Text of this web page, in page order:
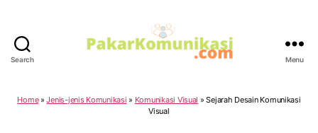
Search Menu
Home»Jenis-jenis Komunikasi » Komunikasi Visual »Sejarah Desain Komunikasi
Visual